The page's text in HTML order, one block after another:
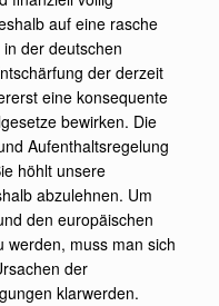
auf eine rasche
der deutschen
der derzeit
eine konsequente
bewirken. Die
Aufenthaltsregelung
höhlt unsere
abzulehnen. Um
den europäischen
werden, muss man sich
der
klarwerden.